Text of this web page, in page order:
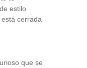
estilo
cerrada
que se